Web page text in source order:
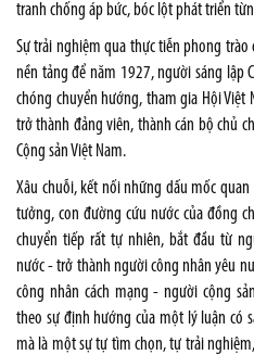
tranh chống áp bức, bóc lột phát triển
Sự trải nghiệm qua thực tiễn phong
nền tảng để năm 1927, người sáng lập
chóng chuyển hướng, tham gia Hội Việt
trở thành đảng viên, thành cán bộ chủ
Cộng sản Việt Nam.
Xâu chuỗi, kết nối những dấu mốc
tưởng, con đường cứu nước của đồng
chuyển tiếp rất tự nhiên, bắt đầu từ
nước - trở thành người công nhân yêu
công nhân cách mạng - người cộng
theo sự định hướng của một lý luận có
mà là một sự tự tìm chọn, tự trải